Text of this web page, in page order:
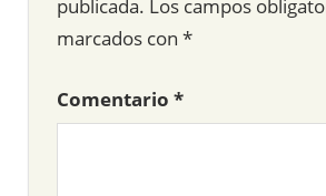
publicada. Los campos
marcados con *
Comentario *